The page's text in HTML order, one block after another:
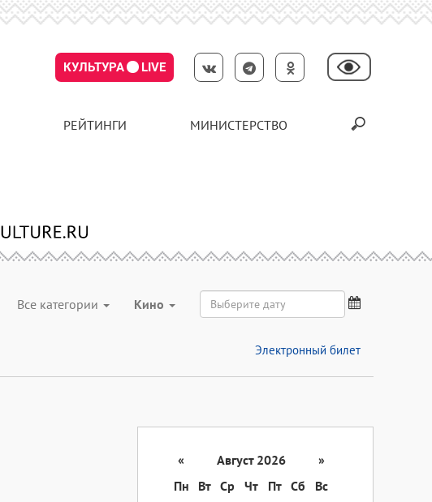
КУЛЬТУРА LIVE
РЕЙТИНГИ МИНИСТЕРСТВО
Все категории Кино
Электронный билет
« Август 2026
»
Пн
Вт Ср Чт Пт Сб
Вс